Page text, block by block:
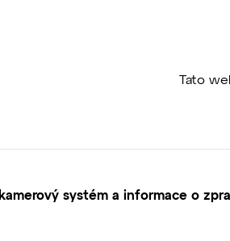
Tato
kamerový systém a informace o